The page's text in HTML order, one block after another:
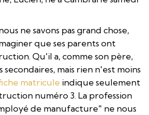
ne savons pas grand chose,
que ses parents ont
Qu'il a, comme son père,
secondaires, mais rien n'est moins
matricule indique seulement
numéro 3. La profession
de manufacture" ne nous